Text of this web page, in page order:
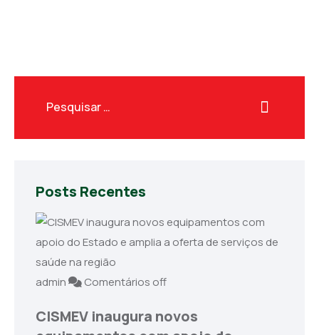
Posts Recentes
admin Comentários off
CISMEV inaugura novos